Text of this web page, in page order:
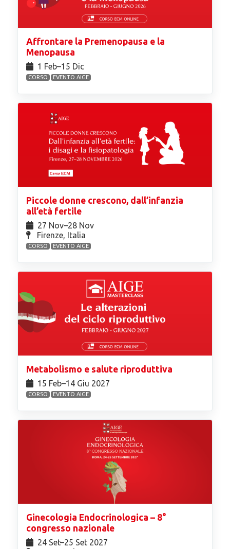
Affrontare la Premenopausa e la
Menopausa
1 Feb⁠–15 Dic
CORSO EVENTO AIGE
Piccole donne crescono, dall’infanzia
all’età fertile
27 Nov⁠–28 Nov
Firenze, Italia
CORSO EVENTO AIGE
Metabolismo e salute riproduttiva
15 Feb⁠–14 Giu 2027
CORSO EVENTO AIGE
Ginecologia Endocrinologica – 8°
congresso nazionale
24 Set⁠–25 Set 2027